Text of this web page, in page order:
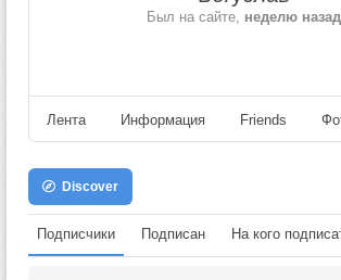
Был на сайте, неделю назад
Лента Информация Friends
Discover
Подписчики Подписан На кого